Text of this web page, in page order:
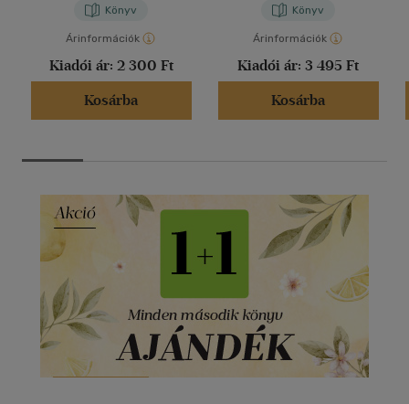
Könyv
Árinformációk
Kiadói ár: 2 300 Ft
Kosárba
Könyv
Árinformációk
Kiadói ár: 3 495 Ft
Kosárba